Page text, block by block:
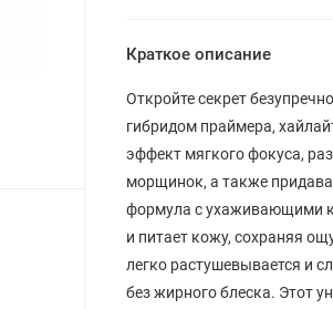
Краткое описание
Откройте секрет
гибридом праймера,
эффект мягкого фокуса,
морщинок, а также
формула с ухаживающими
и питает кожу, сохраняя
легко растушевывается и
без жирного блеска. Этот